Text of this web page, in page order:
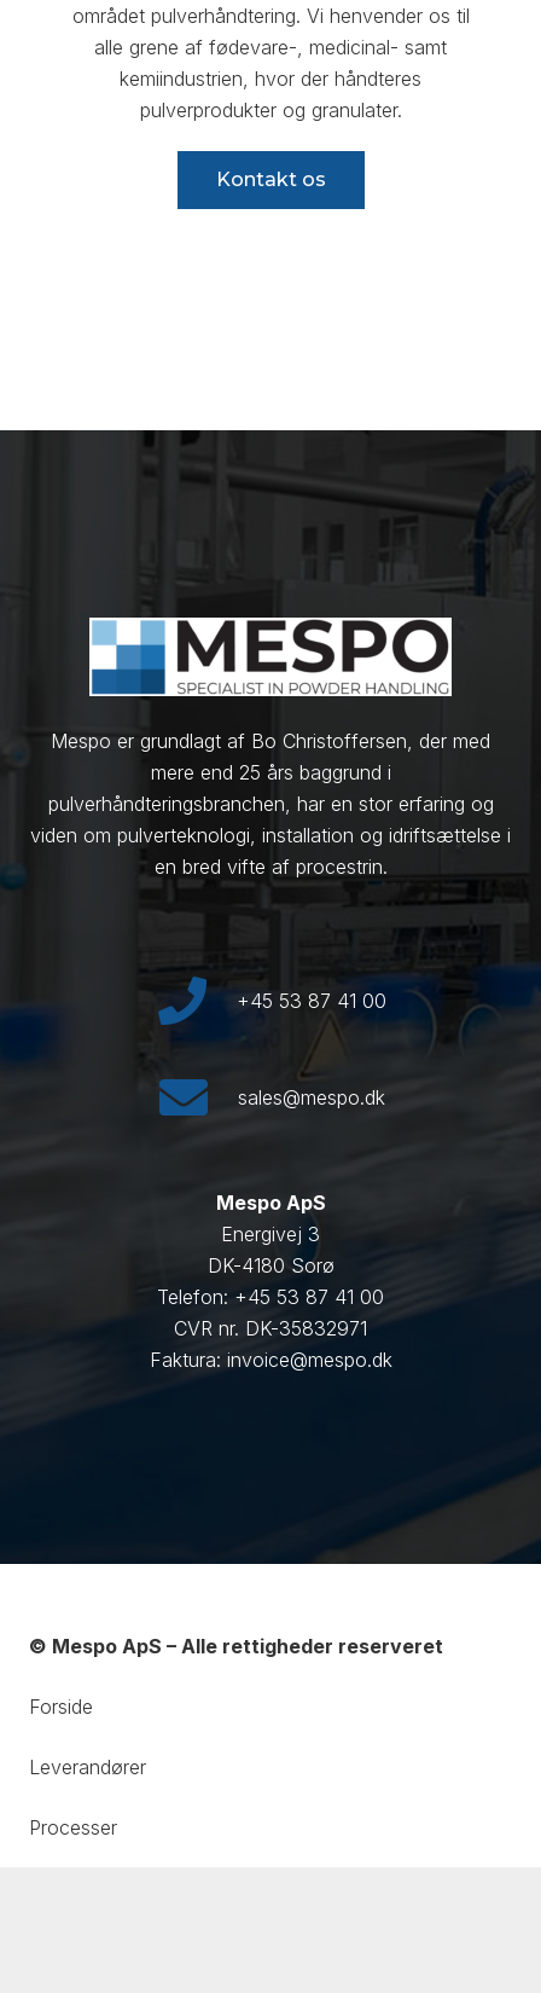
området pulverhåndtering. Vi henvender os til
alle grene af fødevare-, medicinal- samt
kemiindustrien, hvor der håndteres
pulverprodukter og granulater.
Kontakt os
Mespo er grundlagt af Bo Christoffersen, der med
mere end 25 års baggrund i
pulverhåndteringsbranchen, har en stor erfaring og
viden om pulverteknologi, installation og idriftsættelse i
en bred vifte af procestrin.
+45 53 87 41 00
sales@mespo.dk
Mespo ApS
Energivej 3
DK-4180 Sorø
Telefon: +45 53 87 41 00
CVR nr. DK-35832971
Faktura: invoice@mespo.dk
© Mespo ApS – Alle rettigheder reserveret
Forside
Leverandører
Processer